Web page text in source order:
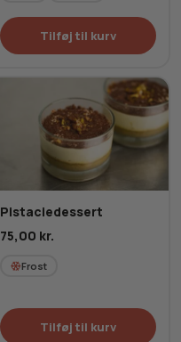
Tilføj til kurv
Pistaciedessert
75,00 kr.
Frost
Tilføj til kurv